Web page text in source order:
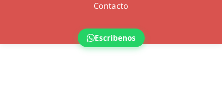
Contacto
Escribenos